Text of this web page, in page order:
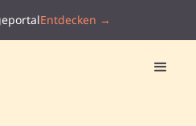
Entdecken →